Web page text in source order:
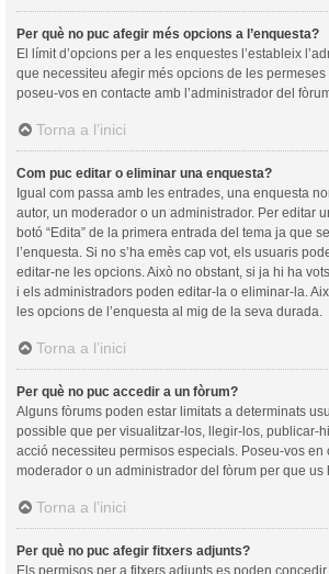
Per què no puc afegir més opcions a l’enquesta?
El límit d’opcions per a les enquestes l’estableix
que necessiteu afegir més opcions de les permeses
poseu-vos en contacte amb l’administrador del
Torna a l’inici
Com puc editar o eliminar una enquesta?
Igual com passa amb les entrades, una enquesta
autor, un moderador o un administrador. Per editar
botó “Edita” de la primera entrada del tema ja que
l’enquesta. Si no s’ha emès cap vot, els usuaris
editar-ne les opcions. Això no obstant, si ja hi ha
i els administradors poden editar-la o eliminar-la.
les opcions de l’enquesta al mig de la seva durada.
Torna a l’inici
Per què no puc accedir a un fòrum?
Alguns fòrums poden estar limitats a determinats
possible que per visualitzar-los, llegir-los, publicar-
acció necessiteu permisos especials. Poseu-vos en
moderador o un administrador del fòrum per que us
Torna a l’inici
Per què no puc afegir fitxers adjunts?
Els permisos per a fitxers adjunts es poden concedir